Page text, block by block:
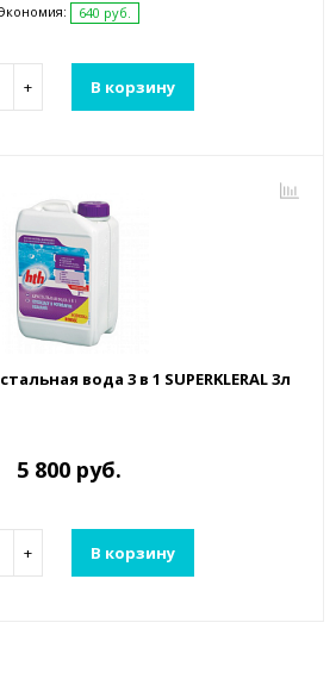
640 руб.
+ В корзину
вода 3 в 1 SUPERKLERAL 3л
5 800 руб.
+ В корзину